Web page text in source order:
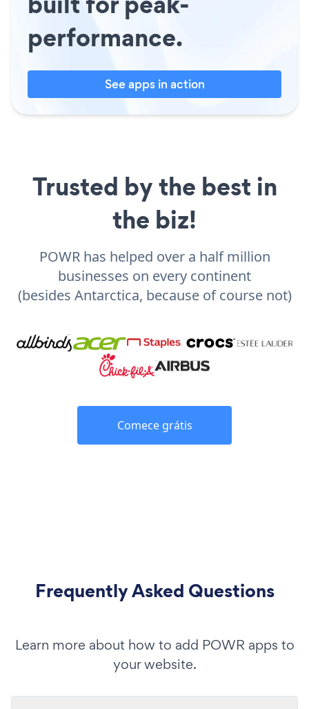
performance.
See apps in action
Trusted by the best in
the biz!
POWR has helped over a half million
businesses on every continent
(besides Antarctica, because of course not)
Comece grátis
Frequently Asked Questions
Learn more about how to add POWR apps to
your website.